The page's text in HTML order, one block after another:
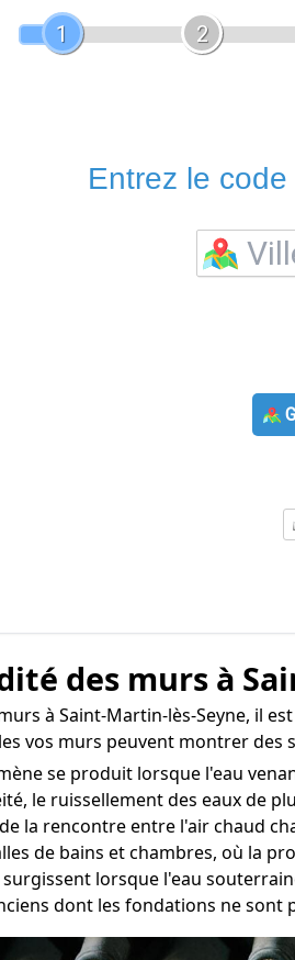
1
2
Entrez le
des murs à
à Saint-Martin-lès-Seyne, il
vos murs peuvent montrer des
se produit lorsque l'eau
le ruissellement des eaux de
la rencontre entre l'air chaud
de bains et chambres, où la
surgissent lorsque l'eau
dont les fondations ne sont